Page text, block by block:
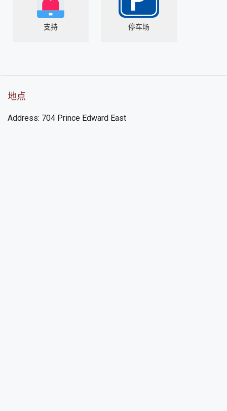
支持 停车场
地点
Address: 704 Prince Edward East